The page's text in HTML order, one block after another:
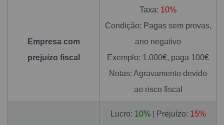
Empresa com
prejuízo fiscal
Taxa: 10%
Condição: Pagas sem provas,
ano negativo
Exemplo: 1.000€, paga 100€
Notas: Agravamento devido
ao risco fiscal
Lucro: 10%| Prejuízo: 15%